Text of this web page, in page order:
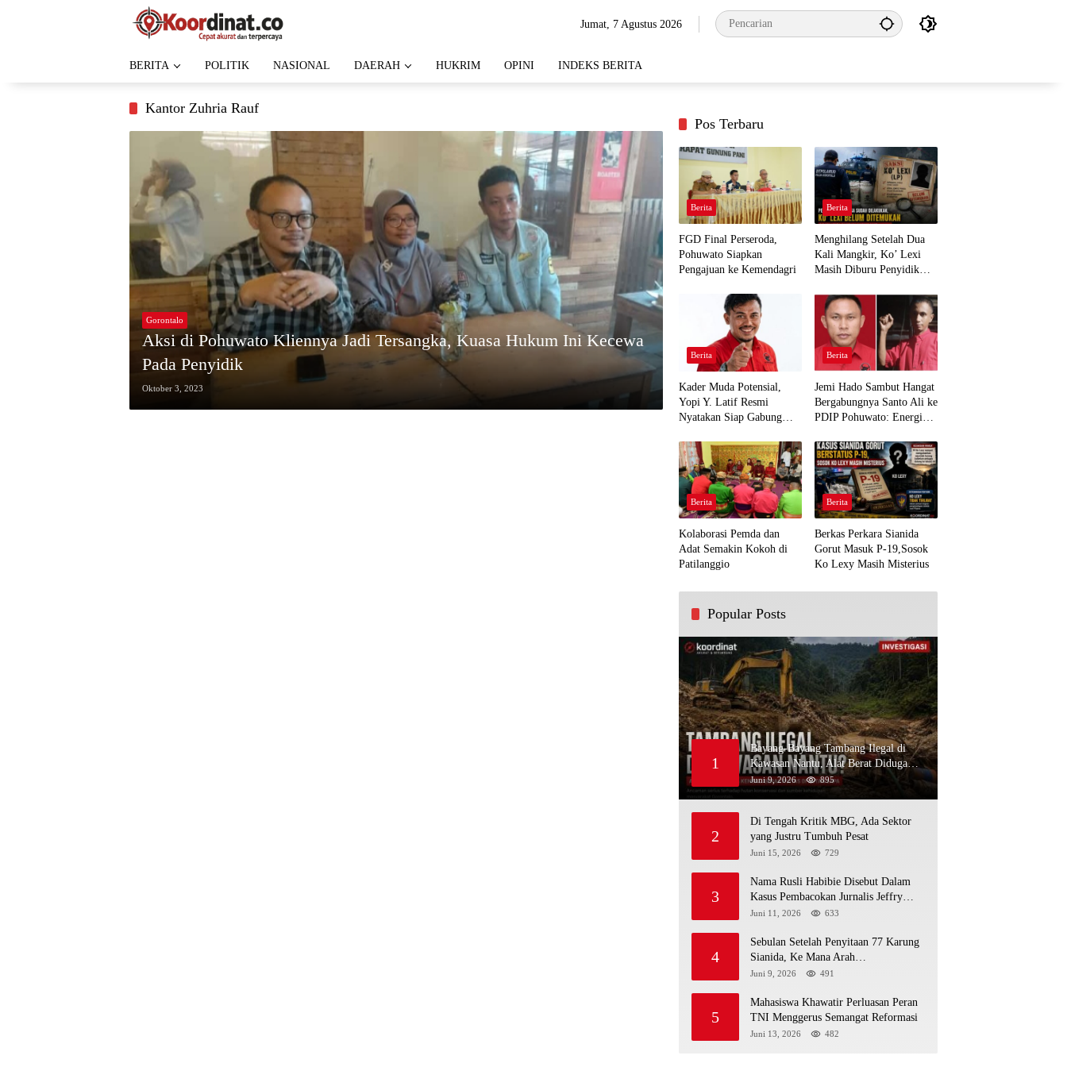
Jumat, 7 Agustus 2026
BERITA POLITIK NASIONAL DAERAH HUKRIM OPINI INDEKS BERITA
Kantor Zuhria Rauf
Gorontalo
Aksi di Pohuwato Kliennya Jadi Tersangka, Kuasa Hukum Ini Kecewa
Pada Penyidik
Oktober 3, 2023
Pos Terbaru
Berita
FGD Final Perseroda,
Pohuwato Siapkan
Pengajuan ke Kemendagri
Berita
Menghilang Setelah Dua
Kali Mangkir, Ko’ Lexi
Masih Diburu Penyidik
Berita
Kader Muda Potensial,
Yopi Y. Latif Resmi
Nyatakan Siap Gabung
Demi Kawal Aspirasi Bumi
Panua
Berita
Jemi Hado Sambut Hangat
Bergabungnya Santo Ali ke
PDIP Pohuwato: Energi
Rakyat
Berita
Kolaborasi Pemda dan
Adat Semakin Kokoh di
Patilanggio
Berita
Berkas Perkara Sianida
Gorut Masuk P-19,Sosok
Ko Lexy Masih Misterius
Popular Posts
1
Bayang-Bayang Tambang Ilegal di
Kawasan Nantu, Alat Berat Diduga
Kembali Menembus Hutan Sapa
Juni 9, 2026 895
2
Di Tengah Kritik MBG, Ada Sektor
yang Justru Tumbuh Pesat
Juni 15, 2026 729
3
Nama Rusli Habibie Disebut Dalam
Kasus Pembacokan Jurnalis Jeffry
Rumampuk
Juni 11, 2026 633
4
Sebulan Setelah Penyitaan 77 Karung
Sianida, Ke Mana Arah
Penyidikannya?
Juni 9, 2026 491
5
Mahasiswa Khawatir Perluasan Peran
TNI Menggerus Semangat Reformasi
Juni 13, 2026 482